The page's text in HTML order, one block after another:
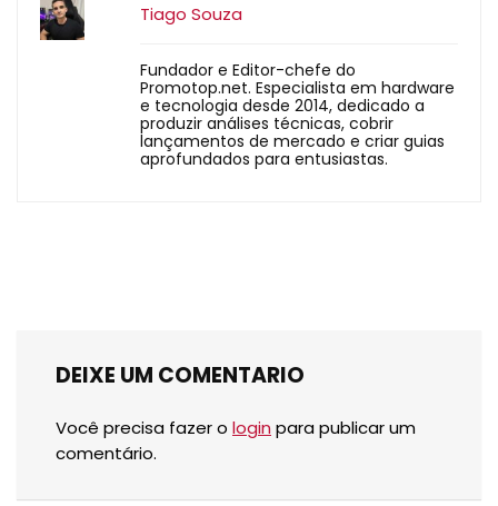
Tiago Souza
Fundador e Editor-chefe do
Promotop.net. Especialista em hardware
e tecnologia desde 2014, dedicado a
produzir análises técnicas, cobrir
lançamentos de mercado e criar guias
aprofundados para entusiastas.
DEIXE UM COMENTARIO
Você precisa fazer o login para publicar um
comentário.